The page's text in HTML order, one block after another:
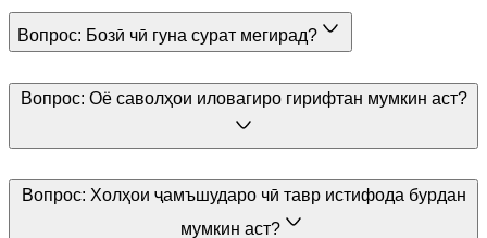
Вопрос: Бозӣ чӣ гуна сурат мегирад?
Вопрос: Оё саволҳои иловагиро гирифтан мумкин аст?
Вопрос: Холҳои ҷамъшударо чӣ тавр истифода бурдан
мумкин аст?